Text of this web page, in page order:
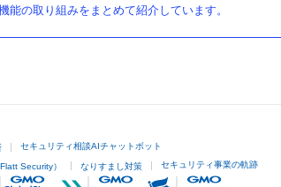
の取り組みをまとめて紹介しています。
セキュリティ相談AIチャットボット
Security） なりすまし対策 セキュリティ事業の軌跡